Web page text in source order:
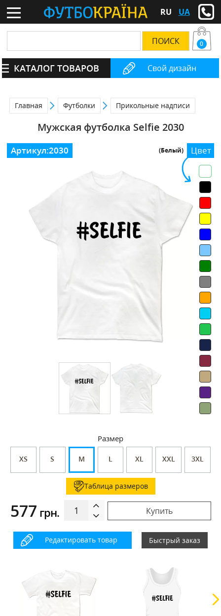
RU UA
Свой дизайн
0
КАТАЛОГ ТОВАРОВ
Главная Футболки Прикольные надписи
Мужская футболка Selfie 2030
Цвет
(Белый)
Размер
XS S M L XL XXL 3XL
Таблица размеров
577 грн. Купить
Редактировать товар Быстрый заказ
Артикул:2030